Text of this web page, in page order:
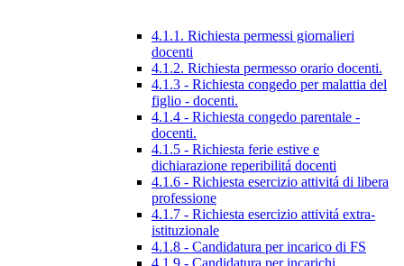
4.1.1. Richiesta permessi giornalieri
docenti
4.1.2. Richiesta permesso orario docenti.
4.1.3 - Richiesta congedo per malattia del
figlio - docenti.
4.1.4 - Richiesta congedo parentale -
docenti.
4.1.5 - Richiesta ferie estive e
dichiarazione reperibilitá docenti
4.1.6 - Richiesta esercizio attivitá di libera
professione
4.1.7 - Richiesta esercizio attivitá extra-
istituzionale
4.1.8 - Candidatura per incarico di FS